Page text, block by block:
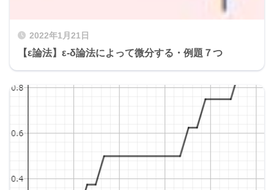
2022年1月21日
【ε論法】ε-δ論法によって微分する・例題７つ